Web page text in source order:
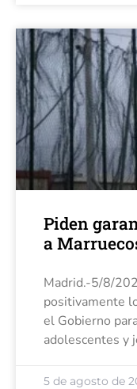
Piden
a
Madrid.-5/8/
positivamente
el Gobierno
adolescentes y
pide garantizar
5 de agosto de